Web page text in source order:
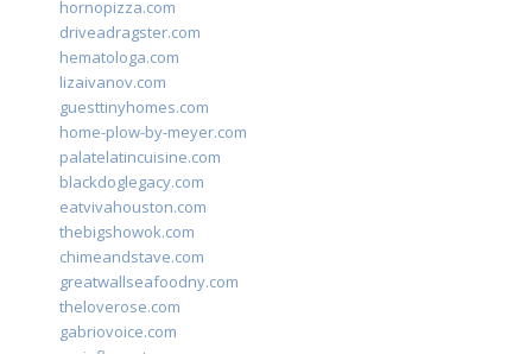
hornopizza.com
driveadragster.com
hematologa.com
lizaivanov.com
guesttinyhomes.com
home-plow-by-meyer.com
palatelatincuisine.com
blackdoglegacy.com
eatvivahouston.com
thebigshowok.com
chimeandstave.com
greatwallseafoodny.com
theloverose.com
gabriovoice.com